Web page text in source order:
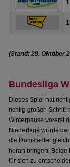
(Stand: 29. Oktober
Bundesliga
Dieses Spiel hat
richtig großen Schritt
Winterpause vorerst
Niederlage würde
die Domstädter
heran bringen. Beide
für sich zu